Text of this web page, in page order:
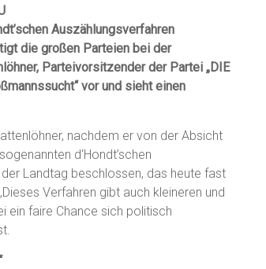
Auszählungsverfahren
die großen Parteien bei der
Parteivorsitzender der Partei „DIE
vor und sieht einen
nachdem er von der Absicht
d‘Hondt’schen
Landtag beschlossen, das heute fast
Verfahren gibt auch kleineren und
ein faire Chance sich politisch